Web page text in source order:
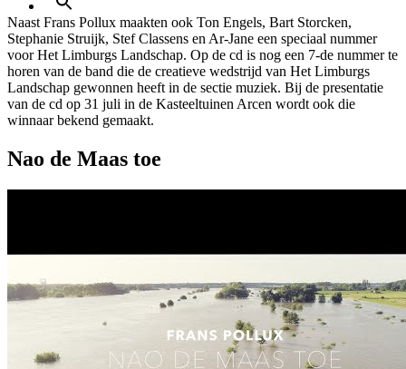
Naast Frans Pollux maakten ook Ton Engels, Bart Storcken,
Stephanie Struijk, Stef Classens en Ar-Jane een speciaal nummer
voor Het Limburgs Landschap. Op de cd is nog een 7-de nummer te
horen van de band die de creatieve wedstrijd van Het Limburgs
Landschap gewonnen heeft in de sectie muziek. Bij de presentatie
van de cd op 31 juli in de Kasteeltuinen Arcen wordt ook die
winnaar bekend gemaakt.
Nao de Maas toe